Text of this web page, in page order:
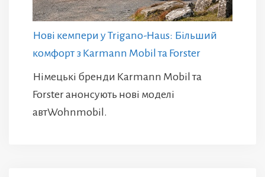
Нові кемпери у Trigano-Haus: Більший
комфорт з Karmann Mobil та Forster
Німецькі бренди Karmann Mobil та
Forster анонсують нові моделі
автWohnmobil.